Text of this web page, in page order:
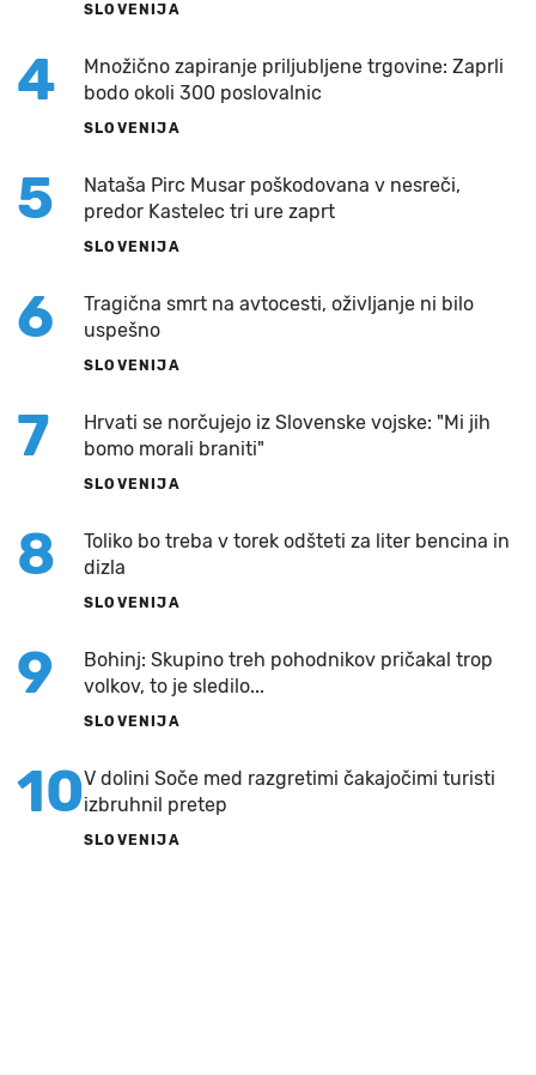
SLOVENIJA
4
Množično zapiranje priljubljene trgovine: Zaprli
bodo okoli 300 poslovalnic
SLOVENIJA
5
Nataša Pirc Musar poškodovana v nesreči,
predor Kastelec tri ure zaprt
SLOVENIJA
6
Tragična smrt na avtocesti, oživljanje ni bilo
uspešno
SLOVENIJA
7
Hrvati se norčujejo iz Slovenske vojske: "Mi jih
bomo morali braniti"
SLOVENIJA
8
Toliko bo treba v torek odšteti za liter bencina in
dizla
SLOVENIJA
9
Bohinj: Skupino treh pohodnikov pričakal trop
volkov, to je sledilo...
SLOVENIJA
10V dolini Soče med razgretimi čakajočimi turisti
izbruhnil pretep
SLOVENIJA